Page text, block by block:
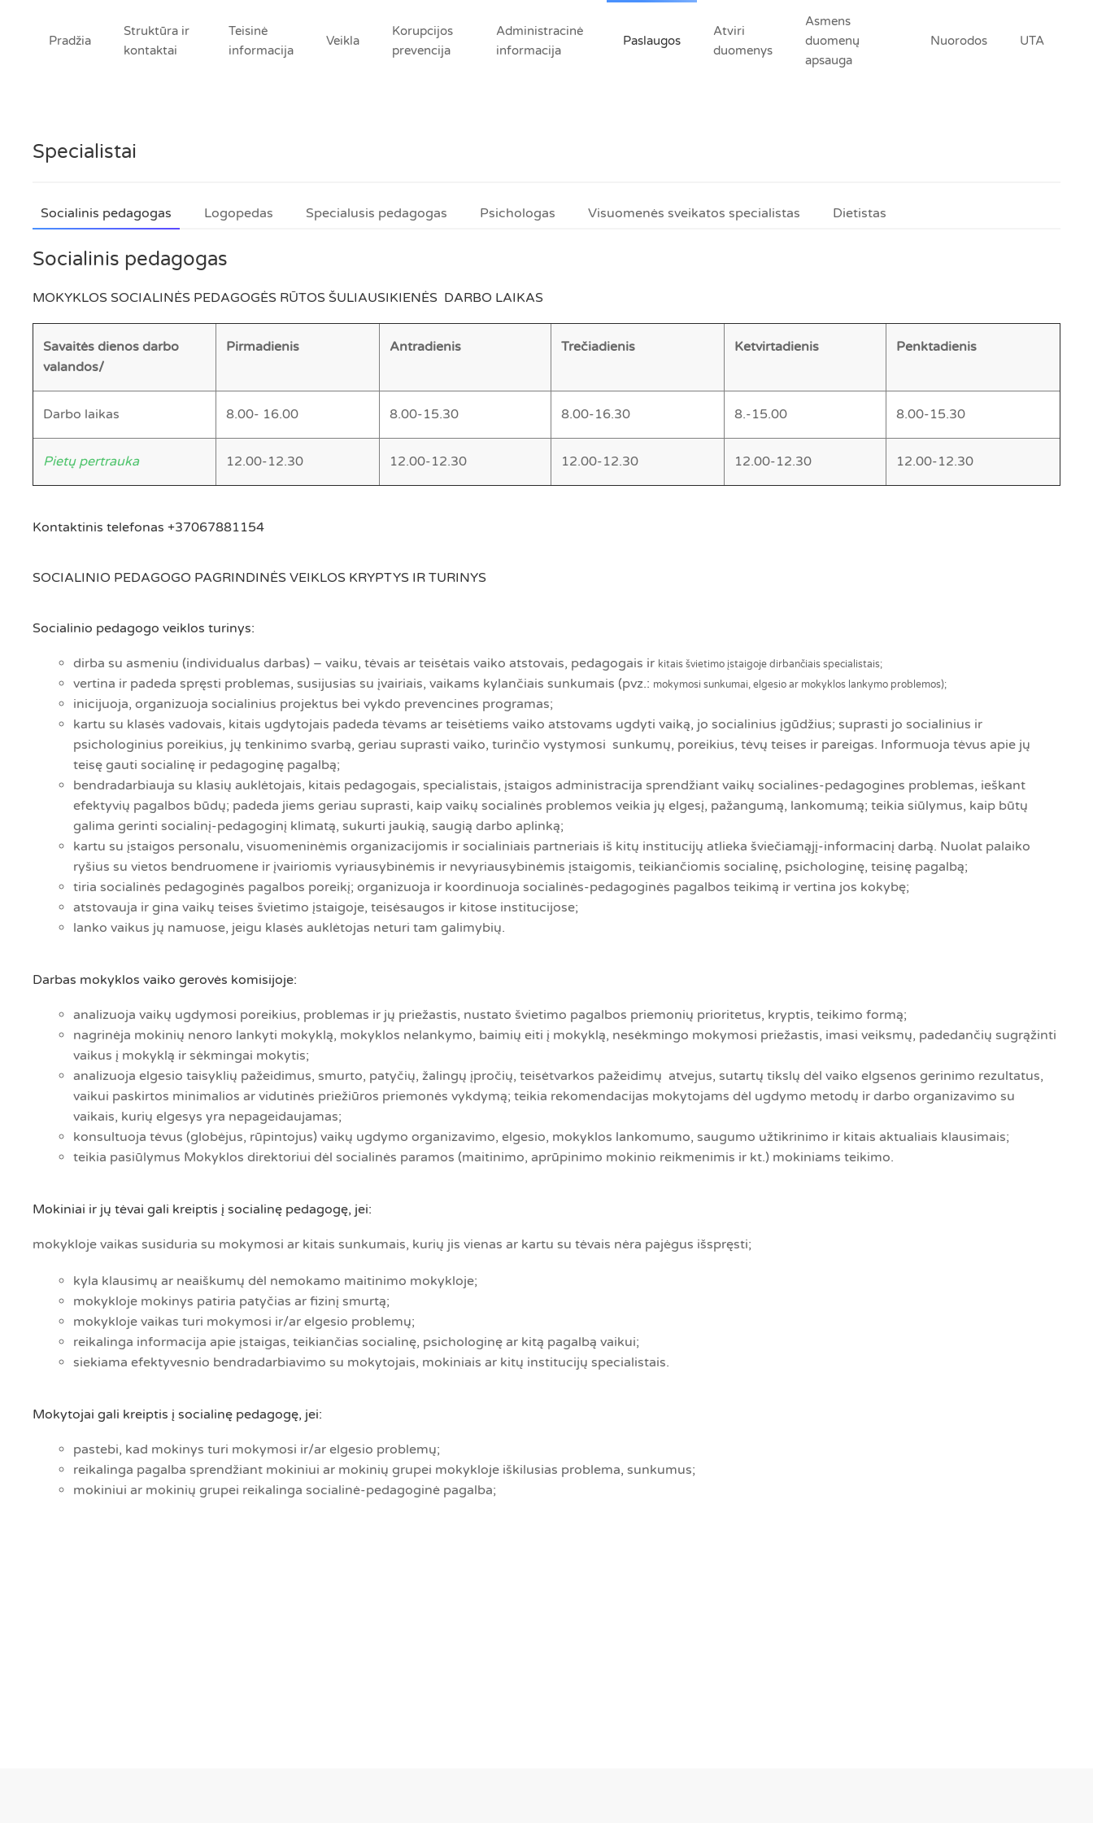
Pradžia
Struktūra ir
kontaktai
Teisinė
informacija
Veikla
Korupcijos
prevencija
Administracinė
informacija
Paslaugos
Atviri
duomenys
Asmens
duomenų
apsauga
Nuorodos UTA
Specialistai
Socialinis pedagogas Logopedas Specialusis pedagogas Psichologas Visuomenės sveikatos specialistas Dietistas
Socialinis pedagogas
MOKYKLOS SOCIALINĖS PEDAGOGĖS RŪTOS ŠULIAUSIKIENĖS DARBO LAIKAS
Savaitės dienos darbo
valandos/
Pirmadienis Antradienis Trečiadienis Ketvirtadienis Penktadienis
Darbo laikas 8.00- 16.00 8.00-15.30 8.00-16.30 8.-15.00 8.00-15.30
Pietų pertrauka 12.00-12.30 12.00-12.30 12.00-12.30 12.00-12.30 12.00-12.30
Kontaktinis telefonas +37067881154
SOCIALINIO PEDAGOGO PAGRINDINĖS VEIKLOS KRYPTYS IR TURINYS
Socialinio pedagogo veiklos turinys:
dirba su asmeniu (individualus darbas) – vaiku, tėvais ar teisėtais vaiko atstovais, pedagogais ir kitais švietimo įstaigoje dirbančiais specialistais;
vertina ir padeda spręsti problemas, susijusias su įvairiais, vaikams kylančiais sunkumais (pvz.: mokymosi sunkumai, elgesio ar mokyklos lankymo problemos);
inicijuoja, organizuoja socialinius projektus bei vykdo prevencines programas;
kartu su klasės vadovais, kitais ugdytojais padeda tėvams ar teisėtiems vaiko atstovams ugdyti vaiką, jo socialinius įgūdžius; suprasti jo socialinius ir
psichologinius poreikius, jų tenkinimo svarbą, geriau suprasti vaiko, turinčio vystymosi sunkumų, poreikius, tėvų teises ir pareigas. Informuoja tėvus apie jų
teisę gauti socialinę ir pedagoginę pagalbą;
bendradarbiauja su klasių auklėtojais, kitais pedagogais, specialistais, įstaigos administracija sprendžiant vaikų socialines-pedagogines problemas, ieškant
efektyvių pagalbos būdų; padeda jiems geriau suprasti, kaip vaikų socialinės problemos veikia jų elgesį, pažangumą, lankomumą; teikia siūlymus, kaip būtų
galima gerinti socialinį-pedagoginį klimatą, sukurti jaukią, saugią darbo aplinką;
kartu su įstaigos personalu, visuomeninėmis organizacijomis ir socialiniais partneriais iš kitų institucijų atlieka šviečiamąjį-informacinį darbą. Nuolat palaiko
ryšius su vietos bendruomene ir įvairiomis vyriausybinėmis ir nevyriausybinėmis įstaigomis, teikiančiomis socialinę, psichologinę, teisinę pagalbą;
tiria socialinės pedagoginės pagalbos poreikį; organizuoja ir koordinuoja socialinės-pedagoginės pagalbos teikimą ir vertina jos kokybę;
atstovauja ir gina vaikų teises švietimo įstaigoje, teisėsaugos ir kitose institucijose;
lanko vaikus jų namuose, jeigu klasės auklėtojas neturi tam galimybių.
Darbas mokyklos vaiko gerovės komisijoje:
analizuoja vaikų ugdymosi poreikius, problemas ir jų priežastis, nustato švietimo pagalbos priemonių prioritetus, kryptis, teikimo formą;
nagrinėja mokinių nenoro lankyti mokyklą, mokyklos nelankymo, baimių eiti į mokyklą, nesėkmingo mokymosi priežastis, imasi veiksmų, padedančių sugrąžinti
vaikus į mokyklą ir sėkmingai mokytis;
analizuoja elgesio taisyklių pažeidimus, smurto, patyčių, žalingų įpročių, teisėtvarkos pažeidimų atvejus, sutartų tikslų dėl vaiko elgsenos gerinimo rezultatus,
vaikui paskirtos minimalios ar vidutinės priežiūros priemonės vykdymą; teikia rekomendacijas mokytojams dėl ugdymo metodų ir darbo organizavimo su
vaikais, kurių elgesys yra nepageidaujamas;
konsultuoja tėvus (globėjus, rūpintojus) vaikų ugdymo organizavimo, elgesio, mokyklos lankomumo, saugumo užtikrinimo ir kitais aktualiais klausimais;
teikia pasiūlymus Mokyklos direktoriui dėl socialinės paramos (maitinimo, aprūpinimo mokinio reikmenimis ir kt.) mokiniams teikimo.
Mokiniai ir jų tėvai gali kreiptis į socialinę pedagogę, jei:
mokykloje vaikas susiduria su mokymosi ar kitais sunkumais, kurių jis vienas ar kartu su tėvais nėra pajėgus išspręsti;
kyla klausimų ar neaiškumų dėl nemokamo maitinimo mokykloje;
mokykloje mokinys patiria patyčias ar fizinį smurtą;
mokykloje vaikas turi mokymosi ir/ar elgesio problemų;
reikalinga informacija apie įstaigas, teikiančias socialinę, psichologinę ar kitą pagalbą vaikui;
siekiama efektyvesnio bendradarbiavimo su mokytojais, mokiniais ar kitų institucijų specialistais.
Mokytojai gali kreiptis į socialinę pedagogę, jei:
pastebi, kad mokinys turi mokymosi ir/ar elgesio problemų;
reikalinga pagalba sprendžiant mokiniui ar mokinių grupei mokykloje iškilusias problema, sunkumus;
mokiniui ar mokinių grupei reikalinga socialinė-pedagoginė pagalba;